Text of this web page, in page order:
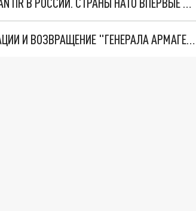
ТРИ ГЛАВНЫХ ИНСАЙДА ОБ СВО. ОТМЕНА МОБИЛИЗАЦИИ И ВОЗВРАЩЕНИЕ "ГЕНЕРАЛА АРМАГЕДДОНА"? ОТЛИЧНЫЕ НОВОСТИ, КОТОРЫЕ ЖДАЛИ ВСЕ